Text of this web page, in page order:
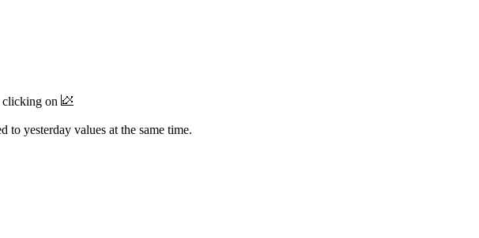
clicking on
to yesterday values at the same time.